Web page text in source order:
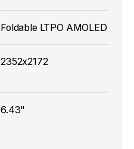
Foldable LTPO AMOLED
2352x2172
6.43"